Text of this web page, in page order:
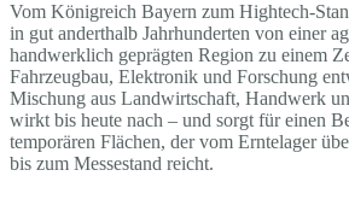
Vom Königreich Bayern zum Hightech-
in gut anderthalb Jahrhunderten von einer
handwerklich geprägten Region zu einem
Fahrzeugbau, Elektronik und Forschung
Mischung aus Landwirtschaft, Handwerk
wirkt bis heute nach – und sorgt für einen
temporären Flächen, der vom Erntelager
bis zum Messestand reicht.